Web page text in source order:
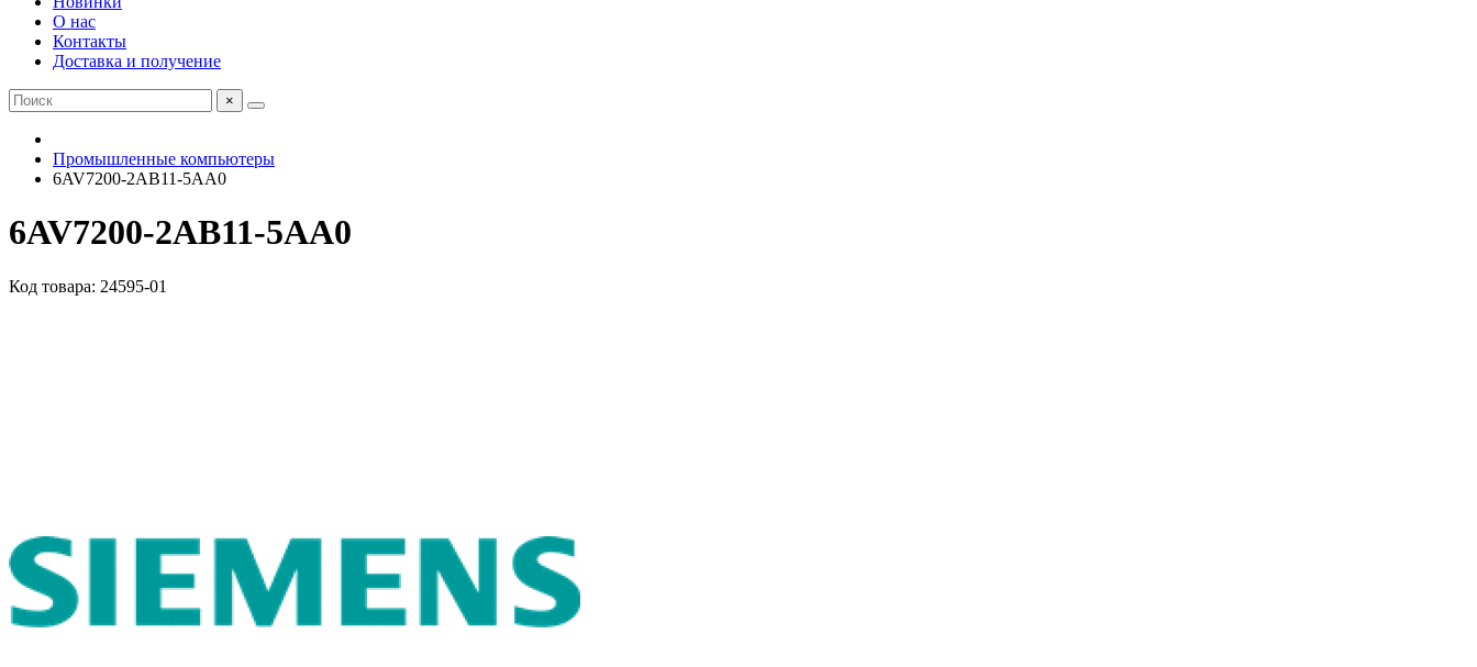
О нас
Контакты
Доставка и получение
×
Промышленные компьютеры
6AV7200-2AB11-5AA0
6AV7200-2AB11-5AA0
Код товара: 24595-01